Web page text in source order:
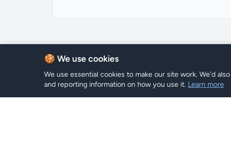
🍪 We use cookies
We use essential cookies to make our site work. We'd
and reporting information on how you use it. Learn more